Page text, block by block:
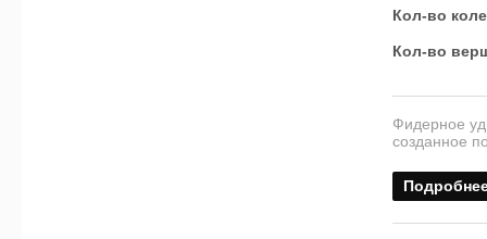
Кол-во
Кол-во
Фидерное
созданное